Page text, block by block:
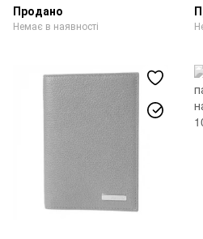
Продано
Немає в наявності